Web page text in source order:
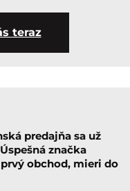
teraz
predajňa sa už
značka
obchod, mieri do